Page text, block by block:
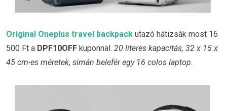
Original Oneplus travel backpack utazó hátizsák most 16
500 Ft a DPF10OFF kuponnal. 20 literes kapacitás, 32 x 15 x
45 cm-es méretek, simán belefér egy 16 colos laptop.